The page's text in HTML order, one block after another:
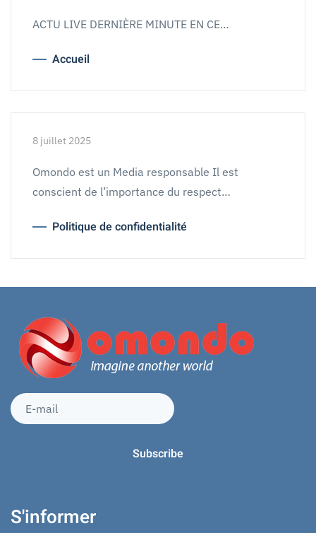
ACTU LIVE DERNIÈRE MINUTE EN CE…
Accueil
8 juillet 2025
Omondo est un Media responsable Il est
conscient de l’importance du respect…
Politique de confidentialité
S'informer